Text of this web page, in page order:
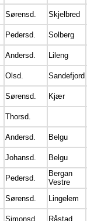
Sørensd.
Skjelbred
Pedersd.
Solberg
Andersd.
Lileng
Olsd.
Sandefjord
Sørensd.
Kjær
Thorsd.
Andersd.
Belgu
Johansd.
Belgu
Pedersd.
Bergan
Vestre
Sørensd.
Lingelem
Simonsd. Råstad